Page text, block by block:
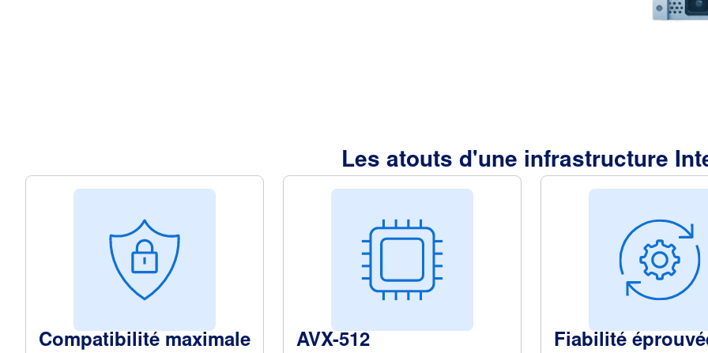
Les atouts d'une infrastructure
Compatibilité maximale AVX-512 Fiabilité